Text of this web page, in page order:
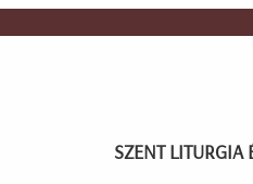
SZENT LITURGIA